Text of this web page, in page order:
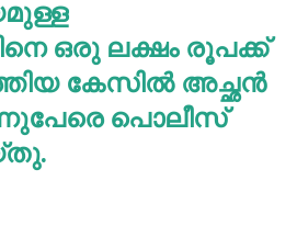
രക്തത്തിൽ ഞെരുങ...
ഒരു ലക്ഷം രൂപക്ക്
കേസില്‍ അച്ഛൻ
പൊലീസ്